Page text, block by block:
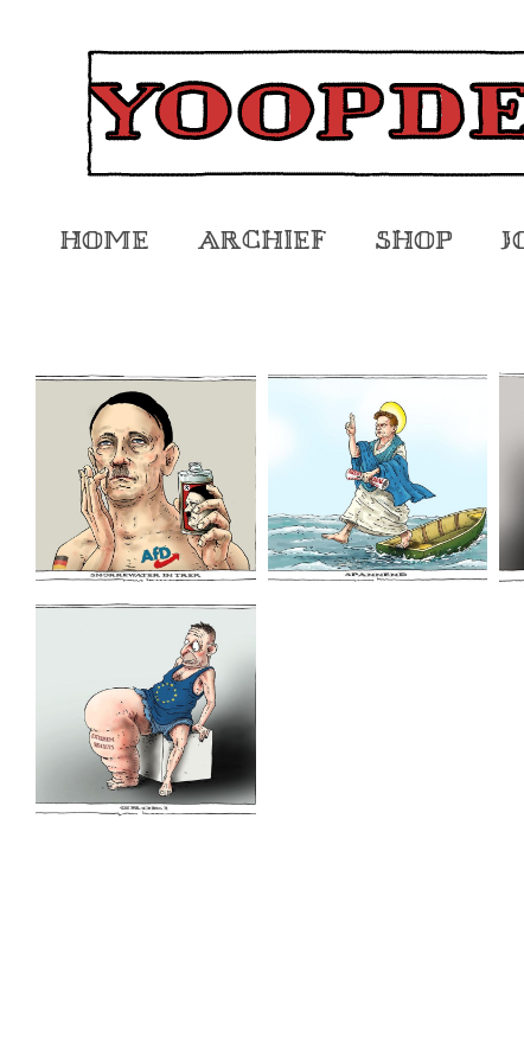
Home Archief Shop